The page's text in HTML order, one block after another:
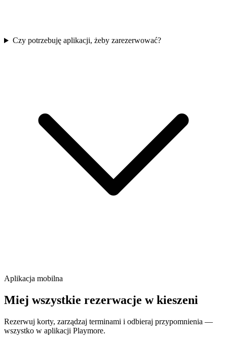
Czy potrzebuję aplikacji, żeby zarezerwować?
Aplikacja mobilna
Miej wszystkie rezerwacje w kieszeni
Rezerwuj korty, zarządzaj terminami i odbieraj przypomnienia —
wszystko w aplikacji Playmore.